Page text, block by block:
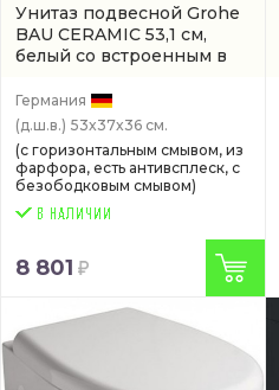
Унитаз подвесной Grohe
BAU CERAMIC 53,1 см,
белый со встроенным в
39427000)
Германия
(д.ш.в.) 53x37x36 см.
(с горизонтальным смывом, из
фарфора, есть антивсплеск, с
безободковым смывом)
8 801